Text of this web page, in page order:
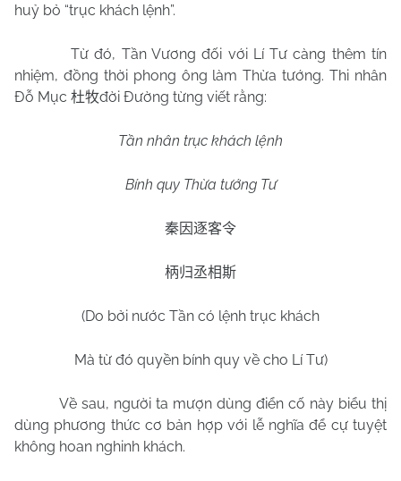
huỷ bỏ “trục khách lệnh”.
Từ đó, Tần Vương đối với Lí Tư càng thêm tín
nhiệm, đồng thời phong ông làm Thừa tướng. Thi nhân
Đỗ Mục 杜牧đời Đường từng viết rằng:
Tần nhân trục khách lệnh
Bính quy Thừa tướng Tư
秦因逐客令
柄归丞相斯
(Do bởi nước Tần có lệnh trục khách
Mà từ đó quyền bính quy về cho Lí Tư)
Về sau, người ta mượn dùng điển cố này biểu thị
dùng phương thức cơ bản hợp với lễ nghĩa để cự tuyệt
không hoan nghinh khách.